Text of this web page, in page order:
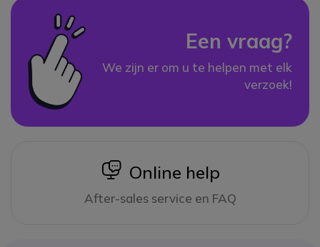
Een vraag?
We zijn er om u te helpen met elk
verzoek!
icon
Online help
After-sales service en FAQ